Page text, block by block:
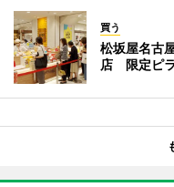
買う
松坂屋名古
店 限定ピ